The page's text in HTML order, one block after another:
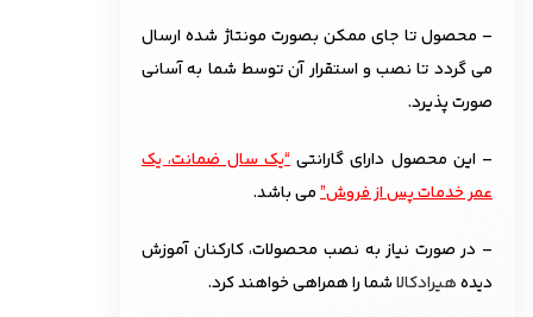
– محصول تا جای ممکن بصورت مونتاژ شده ارسال
می گردد تا نصب و استقرار آن توسط شما به آسانی
صورت پذیرد.
– این محصول دارای گارانتی“یک سال ضمانت، یک
عمر خدمات پس از فروش”می باشد.
– در صورت نیاز به نصب محصولات، کارکنان آموزش
دیدههیرادکالاشما را همراهی خواهند کرد.